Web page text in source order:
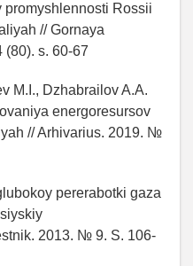
promyshlennosti Rossii
// Gornaya
s. 60-67
M.I., Dzhabrailov A.A.
energoresursov
// Arhivarius. 2019. №
pererabotki gaza
2013. № 9. S. 106-